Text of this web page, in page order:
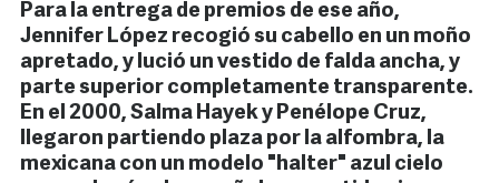
Para la entrega de premios de ese año,
Jennifer López recogió su cabello en un moño
apretado, y lució un vestido de falda ancha, y
parte superior completamente transparente.
En el 2000, Salma Hayek y Penélope Cruz,
llegaron partiendo plaza por la alfombra, la
mexicana con un modelo "halter" azul cielo